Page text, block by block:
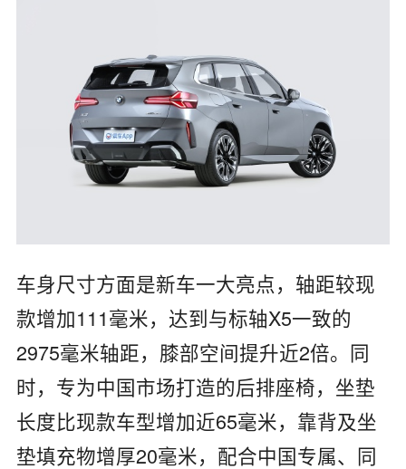
车身尺寸方面是新车一大亮点，轴距较现
款增加111毫米，达到与标轴X5一致的
2975毫米轴距，膝部空间提升近2倍。同
时，专为中国市场打造的后排座椅，坐垫
长度比现款车型增加近65毫米，靠背及坐
垫填充物增厚20毫米，配合中国专属、同